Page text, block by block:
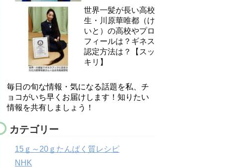
世界一髪が長い高校
生・川原華唯都（け
いと）の高校やプロ
フィールは？ギネス
認定方法は？【スッ
キリ】
毎日の旬な情報・気になる話題を私、チ
ョコがいち早くお届けします！知りたい
情報を共有しましょう！
カテゴリー
15ｇ～20ｇたんぱく質レシピ
NHK